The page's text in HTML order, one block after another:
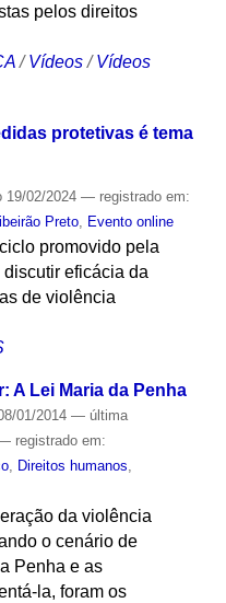
pelos direitos
/Vídeos /Vídeos
protetivas é tema
19/02/2024 — registrado em:
Preto, Evento online
promovido pela
eficácia da
de violência
A Lei Maria da Penha
01/2014 — última
registrado em:
, Direitos humanos,
da violência
o cenário de
Penha e as
la, foram os